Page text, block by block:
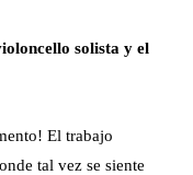
solista y el
El trabajo
tal vez se siente